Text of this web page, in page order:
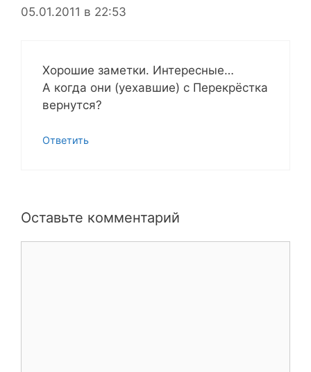
05.01.2011 в 22:53
Хорошие заметки. Интересные…
А когда они (уехавшие) с Перекрёстка
вернутся?
Ответить
Оставьте комментарий